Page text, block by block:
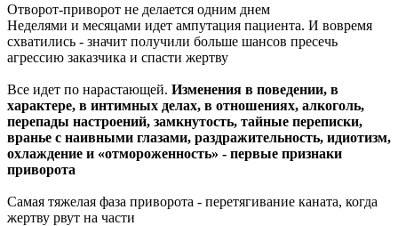
Отворот-приворот не делается одним днем
Неделями и месяцами идет ампутация пациента. И вовремя
схватились - значит получили больше шансов пресечь
агрессию заказчика и спасти жертву
Все идет по нарастающей. Изменения в поведении, в
характере, в интимных делах, в отношениях, алкоголь,
перепады настроений, замкнутость, тайные переписки,
вранье с наивными глазами, раздражительность, идиотизм,
охлаждение и «отмороженность» - первые признаки
приворота
Самая тяжелая фаза приворота - перетягивание каната, когда
жертву рвут на части